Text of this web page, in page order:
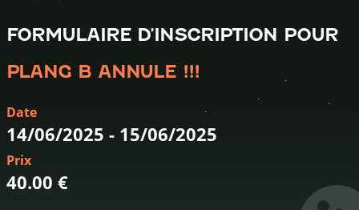
FORMULAIRE D’INSCRIPTION POUR
PLANG B ANNULE !!!
Date
14/06/2025 - 15/06/2025
Prix
40.00 €